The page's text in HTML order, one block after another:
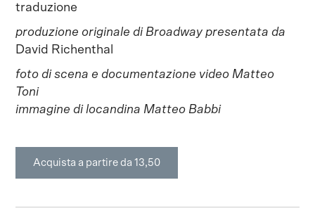
traduzione
produzione originale di Broadway presentata da
David Richenthal
foto di scena e documentazione video Matteo
Toni
immagine di locandina Matteo Babbi
Acquista a partire da 13,50